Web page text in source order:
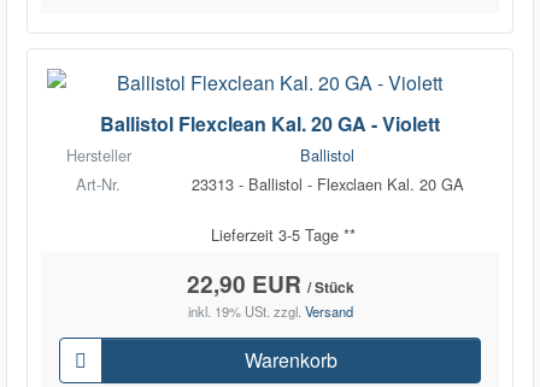
Ballistol Flexclean Kal. 20 GA - Violett
Hersteller
Ballistol
Art-Nr.
23313 - Ballistol - Flexclaen Kal. 20 GA
Lieferzeit 3-5 Tage **
22,90 EUR / Stück
inkl. 19% USt. zzgl. Versand
Warenkorb